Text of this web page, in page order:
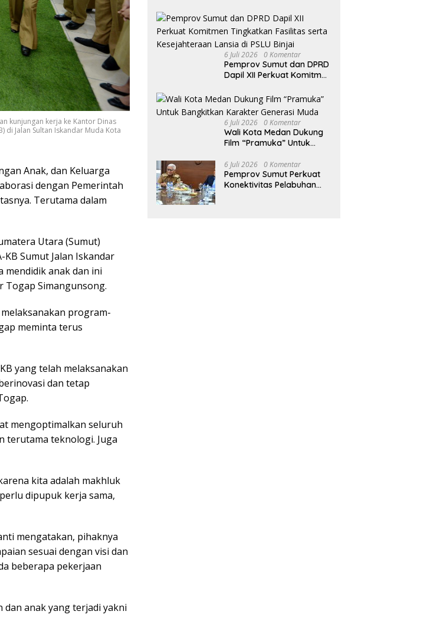
kunjungan kerja ke Kantor Dinas
di Jalan Sultan Iskandar Muda Kota
Anak, dan Keluarga
dengan Pemerintah
Terutama dalam
Utara (Sumut)
Sumut Jalan Iskandar
mendidik anak dan ini
Togap Simangunsong.
program-
meminta terus
yang telah melaksanakan
dan tetap
mengoptimalkan seluruh
terutama teknologi. Juga
kita adalah makhluk
dipupuk kerja sama,
mengatakan, pihaknya
sesuai dengan visi dan
beberapa pekerjaan
dan anak yang terjadi yakni
Akurat Dalam Mengambil
Kebijakan Publik
6 Juli 2026 0 Komentar
Pemprov Sumut dan DPRD
Dapil XII Perkuat Komitmen
Kesejahteraan Lansia di
PSLU Binjai
6 Juli 2026 0 Komentar
Wali Kota Medan Dukung
Film “Pramuka” Untuk
Generasi Muda
6 Juli 2026 0 Komentar
Pemprov Sumut Perkuat
Konektivitas Pelabuhan